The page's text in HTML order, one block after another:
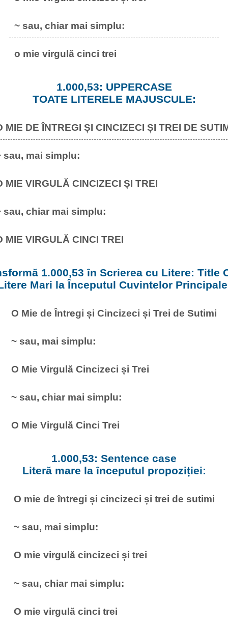
~ sau, chiar mai simplu:
o mie virgulă cinci trei
1.000,53: UPPERCASE
TOATE LITERELE MAJUSCULE:
MIE DE ÎNTREGI ȘI CINCIZECI ȘI TREI DE
sau, mai simplu:
MIE VIRGULĂ CINCIZECI ȘI TREI
sau, chiar mai simplu:
MIE VIRGULĂ CINCI TREI
1.000,53 în Scrierea cu Litere: Title
Mari la Începutul Cuvintelor
O Mie de Întregi și Cincizeci și Trei de Sutimi
~ sau, mai simplu:
O Mie Virgulă Cincizeci și Trei
~ sau, chiar mai simplu:
O Mie Virgulă Cinci Trei
1.000,53: Sentence case
Literă mare la începutul propoziției:
O mie de întregi și cincizeci și trei de sutimi
~ sau, mai simplu:
O mie virgulă cincizeci și trei
~ sau, chiar mai simplu:
O mie virgulă cinci trei